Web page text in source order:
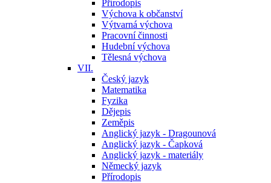
Přírodopis
Výchova k občanství
Výtvarná výchova
Pracovní činnosti
Hudební výchova
Tělesná výchova
VII.
Český jazyk
Matematika
Fyzika
Dějepis
Zeměpis
Anglický jazyk - Dragounová
Anglický jazyk - Čapková
Anglický jazyk - materiály
Německý jazyk
Přírodopis